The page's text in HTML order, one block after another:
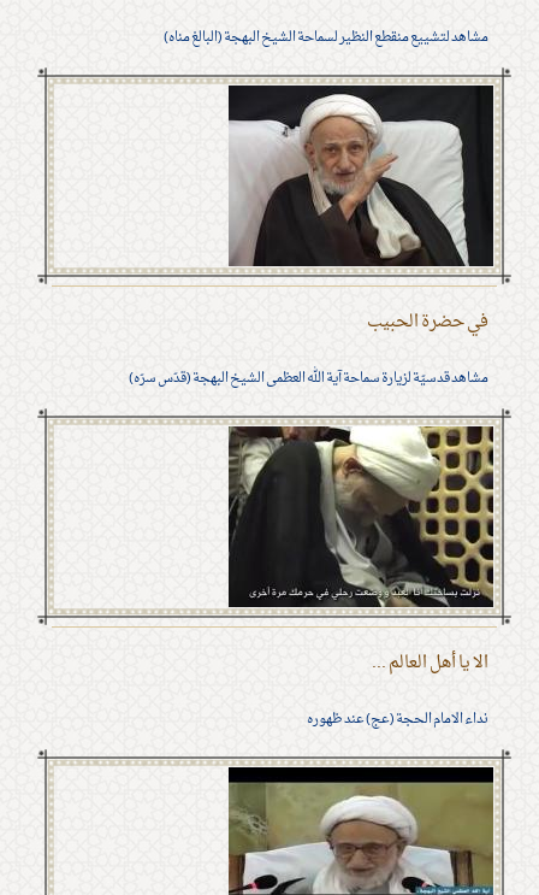
مشاهد لتشييع منقطع النظير لسماحة الشيخ البهجة (البالغ مناه)
في حضرة الحبيب
مشاهد قدسيّة لزيارة سماحة آية الله العظمى الشيخ البهجة (قدّس سرّه)
الا يا أهل العالم ...
نداء الامام الحجة (عج) عند ظهوره